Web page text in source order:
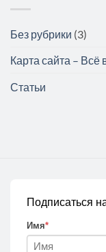
Без рубрики (3)
Карта сайта – Всё
Статьи
Подписаться
Имя*